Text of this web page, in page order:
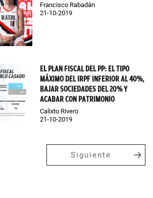
Francisco Rabadán
21-10-2019
EL PLAN FISCAL DEL PP: EL TIPO
MÁXIMO DEL IRPF INFERIOR AL 40%,
BAJAR SOCIEDADES DEL 20% Y
ACABAR CON PATRIMONIO
Calixto Rivero
21-10-2019
Siguiente